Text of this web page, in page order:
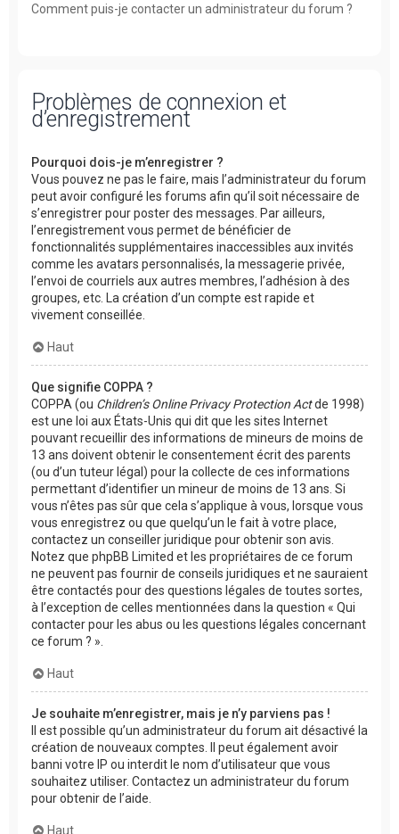
Comment puis-je contacter un administrateur du forum ?
Problèmes de connexion et
d’enregistrement
Pourquoi dois-je m’enregistrer ?
Vous pouvez ne pas le faire, mais l’administrateur du forum
peut avoir configuré les forums afin qu’il soit nécessaire de
s’enregistrer pour poster des messages. Par ailleurs,
l’enregistrement vous permet de bénéficier de
fonctionnalités supplémentaires inaccessibles aux invités
comme les avatars personnalisés, la messagerie privée,
l’envoi de courriels aux autres membres, l’adhésion à des
groupes, etc. La création d’un compte est rapide et
vivement conseillée.
Haut
Que signifie COPPA ?
COPPA (ou Children’s Online Privacy Protection Actde 1998)
est une loi aux États-Unis qui dit que les sites Internet
pouvant recueillir des informations de mineurs de moins de
13 ans doivent obtenir le consentement écrit des parents
(ou d’un tuteur légal) pour la collecte de ces informations
permettant d’identifier un mineur de moins de 13 ans. Si
vous n’êtes pas sûr que cela s’applique à vous, lorsque vous
vous enregistrez ou que quelqu’un le fait à votre place,
contactez un conseiller juridique pour obtenir son avis.
Notez que phpBB Limited et les propriétaires de ce forum
ne peuvent pas fournir de conseils juridiques et ne sauraient
être contactés pour des questions légales de toutes sortes,
à l’exception de celles mentionnées dans la question « Qui
contacter pour les abus ou les questions légales concernant
ce forum ? ».
Haut
Je souhaite m’enregistrer, mais je n’y parviens pas !
Il est possible qu’un administrateur du forum ait désactivé la
création de nouveaux comptes. Il peut également avoir
banni votre IP ou interdit le nom d’utilisateur que vous
souhaitez utiliser. Contactez un administrateur du forum
pour obtenir de l’aide.
Haut